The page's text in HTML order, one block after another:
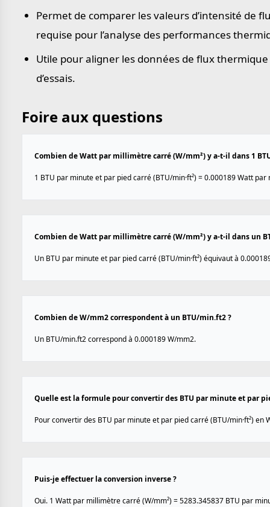
Permet de comparer les valeurs d’intensité
requise pour l’analyse des performances
Utile pour aligner les données de flux
d’essais.
Foire aux questions
Combien de Watt par millimètre carré (W/mm²) y a-t-il dans 1
1 BTU par minute et par pied carré (BTU/min·ft²) = 0.000189 Watt
Combien de Watt par millimètre carré (W/mm²) y a-t-il dans un
Un BTU par minute et par pied carré (BTU/min·ft²) équivaut à
Combien de W/mm2 correspondent à un BTU/min.ft2 ?
Un BTU/min.ft2 correspond à 0.000189 W/mm2.
Quelle est la formule pour convertir des BTU par minute et par
Pour convertir des BTU par minute et par pied carré (BTU/min·ft²)
Puis-je effectuer la conversion inverse ?
Oui. 1 Watt par millimètre carré (W/mm²) = 5283.345837 BTU par